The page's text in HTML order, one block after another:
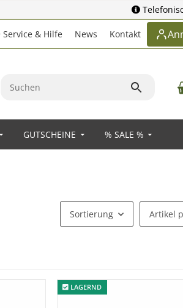
Service & Hilfe News Kontakt
GUTSCHEINE % SALE %
Sortierung Artikel
LAGERND
LAGERND